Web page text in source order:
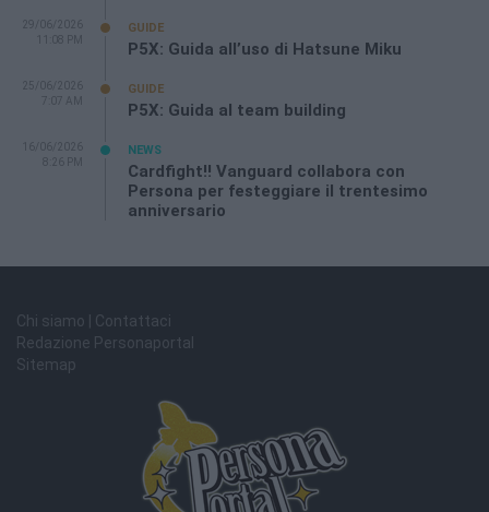
29/06/2026
11:08 PM
GUIDE
P5X: Guida all’uso di Hatsune Miku
25/06/2026
7:07 AM
GUIDE
P5X: Guida al team building
16/06/2026
8:26 PM
NEWS
Cardfight!! Vanguard collabora con
Persona per festeggiare il trentesimo
anniversario
Chi siamo | Contattaci
Redazione Personaportal
Sitemap